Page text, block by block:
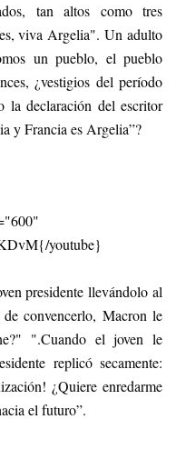
tan altos como tres
viva Argelia". Un adulto
un pueblo, el pueblo
¿vestigios del período
declaración del escritor
y Francia es Argelia”?
youtube}
presidente llevándolo al
convencerlo, Macron le
".Cuando el joven le
replicó secamente:
¿Quiere enredarme
el futuro”.